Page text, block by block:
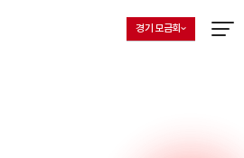
지회 선택 목록 열기
현재 선택된 지회
경기 모금회